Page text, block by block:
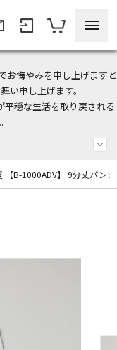
お悔やみを申し上げますと
い申し上げます。
穏な生活を取り戻される
ゼント！
【B-1000ADV】 9分丈パンツ